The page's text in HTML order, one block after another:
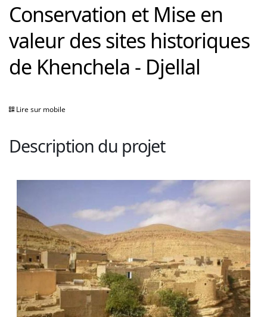
Conservation et Mise en
valeur des sites historiques
de Khenchela - Djellal
Lire sur mobile
Description du projet